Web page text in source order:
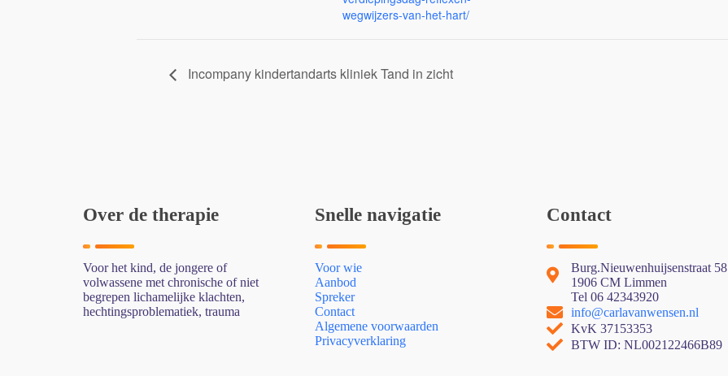
wegwijzers-van-het-hart/
Incompany kindertandarts kliniek Tand in zicht
Over de therapie
Voor het kind, de jongere of
volwassene met chronische of niet
begrepen lichamelijke klachten,
hechtingsproblematiek, trauma
Snelle navigatie
Voor wie
Aanbod
Spreker
Contact
Algemene voorwaarden
Privacyverklaring
Contact
Burg.Nieuwenhuijsenstraat 58
1906 CM Limmen
Tel 06 42343920
info@carlavanwensen.nl
KvK 37153353
BTW ID: NL002122466B89